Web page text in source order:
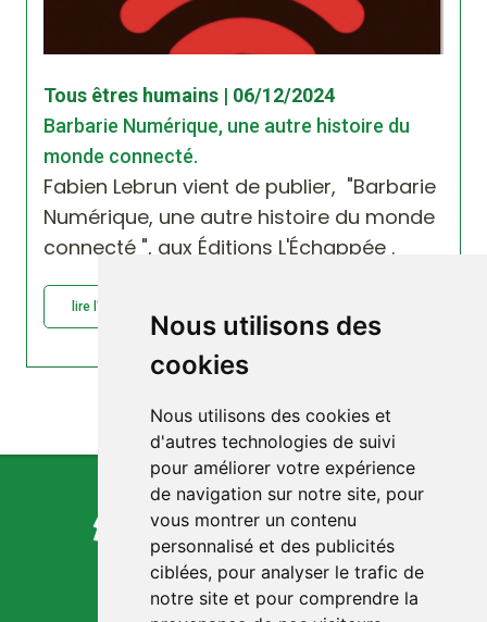
Nous utilisons des
cookies
Nous utilisons des cookies et
d'autres technologies de suivi
pour améliorer votre expérience
de navigation sur notre site, pour
vous montrer un contenu
personnalisé et des publicités
ciblées, pour analyser le trafic de
notre site et pour comprendre la
Tous êtres humains | 06/12/2024
Barbarie Numérique, une autre histoire du
monde connecté.
Fabien Lebrun vient de publier, "Barbarie
Numérique, une autre histoire du monde
connecté ", aux Éditions L'Échappée .
lire l'article : Barbarie Numérique, une...